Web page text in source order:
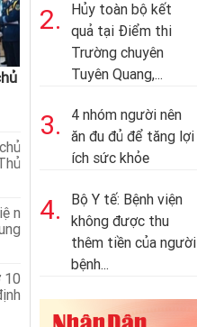
10
2.
Hủy toàn bộ kết
quả tại Điểm thi
Trường chuyên
Tuyên Quang,...
3.
4 nhóm người nên
ăn đu đủ để tăng lợi
ích sức khỏe
4.
Bộ Y tế: Bệnh viện
không được thu
thêm tiền của người
bệnh...